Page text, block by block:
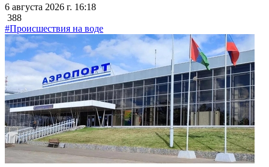
6 августа 2026 г. 16:18
388
#Происшествия на воде